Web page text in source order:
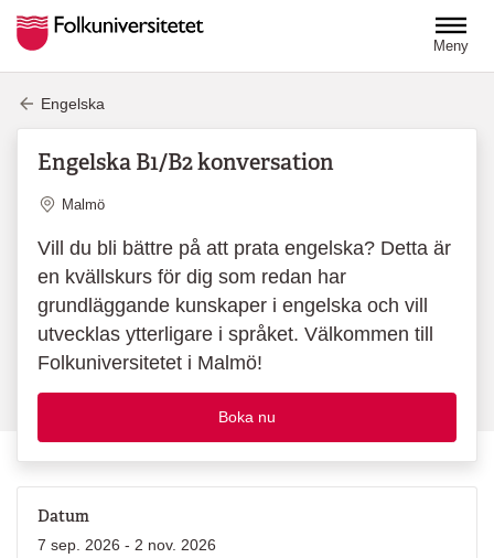
Meny
Engelska
Engelska B1/B2 konversation
Plats
Malmö
Vill du bli bättre på att prata engelska? Detta är
en kvällskurs för dig som redan har
grundläggande kunskaper i engelska och vill
utvecklas ytterligare i språket. Välkommen till
Folkuniversitetet i Malmö!
Boka nu
Datum
7 sep. 2026 - 2 nov. 2026